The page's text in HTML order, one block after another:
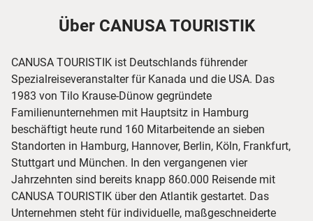
Über CANUSA TOURISTIK
CANUSA TOURISTIK ist Deutschlands führender
Spezialreiseveranstalter für Kanada und die USA. Das
1983 von Tilo Krause-Dünow gegründete
Familienunternehmen mit Hauptsitz in Hamburg
beschäftigt heute rund 160 Mitarbeitende an sieben
Standorten in Hamburg, Hannover, Berlin, Köln, Frankfurt,
Stuttgart und München. In den vergangenen vier
Jahrzehnten sind bereits knapp 860.000 Reisende mit
CANUSA TOURISTIK über den Atlantik gestartet. Das
Unternehmen steht für individuelle, maßgeschneiderte